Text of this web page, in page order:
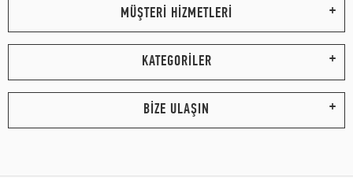
MÜŞTERİ HİZMETLERİ
KATEGORİLER
BİZE ULAŞIN